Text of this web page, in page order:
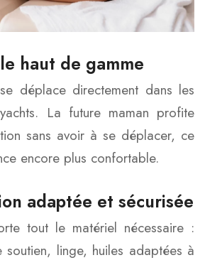
haut de gamme
se déplace directement dans les
La future maman profite
sans avoir à se déplacer, ce
encore plus confortable.
adaptée et sécurisée
tout le matériel nécessaire :
soutien, linge, huiles adaptées à